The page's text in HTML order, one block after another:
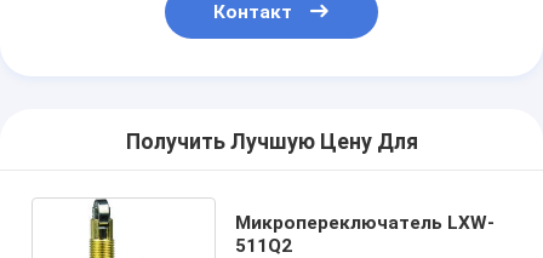
Контакт
Получить Лучшую Цену Для
Микропереключатель LXW-
511Q2